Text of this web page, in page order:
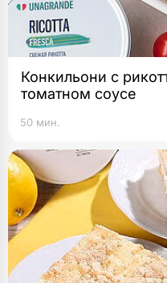
Конкильони с
томатном соусе
50 мин.